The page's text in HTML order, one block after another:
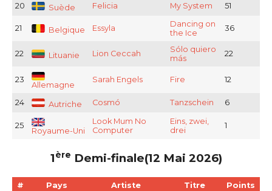
20 Suède Felicia My System 51
21 Belgique Essyla
Dancing on
the Ice
36
22 Lituanie Lion Ceccah
Sólo quiero
más
22
23
Allemagne
Sarah Engels Fire 12
24 Autriche Cosmó Tanzschein 6
25
Royaume-Uni
Look Mum No
Computer
Eins, zwei,
drei
1
1ère Demi-finale(12 Mai 2026)
# Pays Artiste Titre
Points